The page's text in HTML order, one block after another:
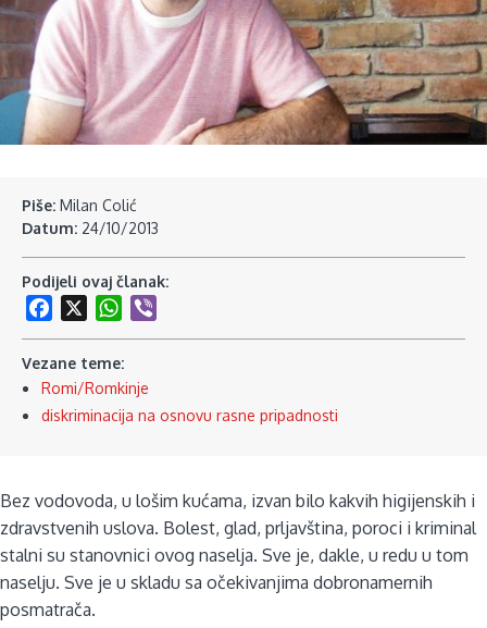
Piše: Milan Colić
Datum: 24/10/2013
Podijeli ovaj članak:
Facebook
WhatsApp
Vezane teme:
Romi/Romkinje
diskriminacija na osnovu rasne pripadnosti
Bez vodovoda, u lošim kućama, izvan bilo kakvih higijenskih i
zdravstvenih uslova. Bolest, glad, prljavština, poroci i kriminal
stalni su stanovnici ovog naselja. Sve je, dakle, u redu u tom
naselju. Sve je u skladu sa očekivanjima dobronamernih
posmatrača.